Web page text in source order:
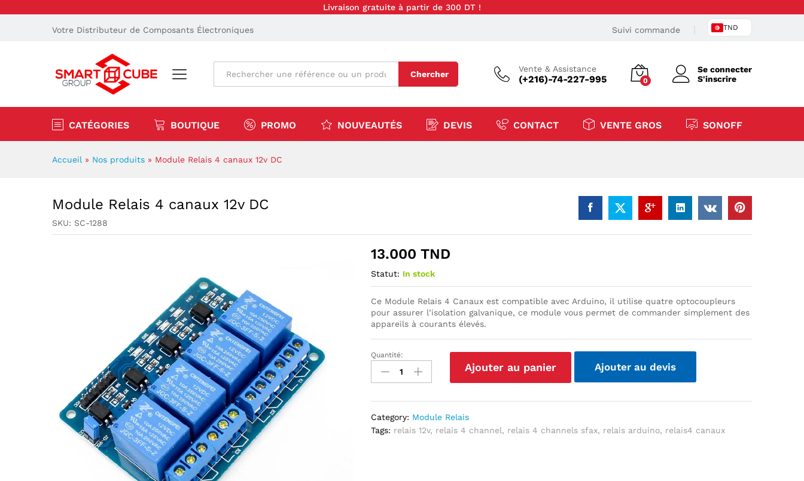
Livraison gratuite à partir de 300 DT !
Votre Distributeur de Composants Électroniques Suivi commande TND
Tout Chercher
Vente & Assistance
(+216)-74-227-995 0
Se connecter
S'inscrire
CATÉGORIES BOUTIQUE PROMO NOUVEAUTÉS DEVIS CONTACT VENTE GROS SONOFF
Accueil » Nos produits » Module Relais 4 canaux 12v DC
Module Relais 4 canaux 12v DC
SKU: SC-1288
13.000TND
Statut: In stock
Ce Module Relais 4 Canaux est compatible avec Arduino, il utilise quatre optocoupleurs
pour assurer l’isolation galvanique, ce module vous permet de commander simplement des
appareils à courants élevés.
Module
Relais
4
DC
quantité
Quantité:
Ajouter au panier Ajouter au devis
Category: Module Relais
Tags: relais 12v, relais 4 channel, relais 4 channels sfax, relais arduino, relais4 canaux